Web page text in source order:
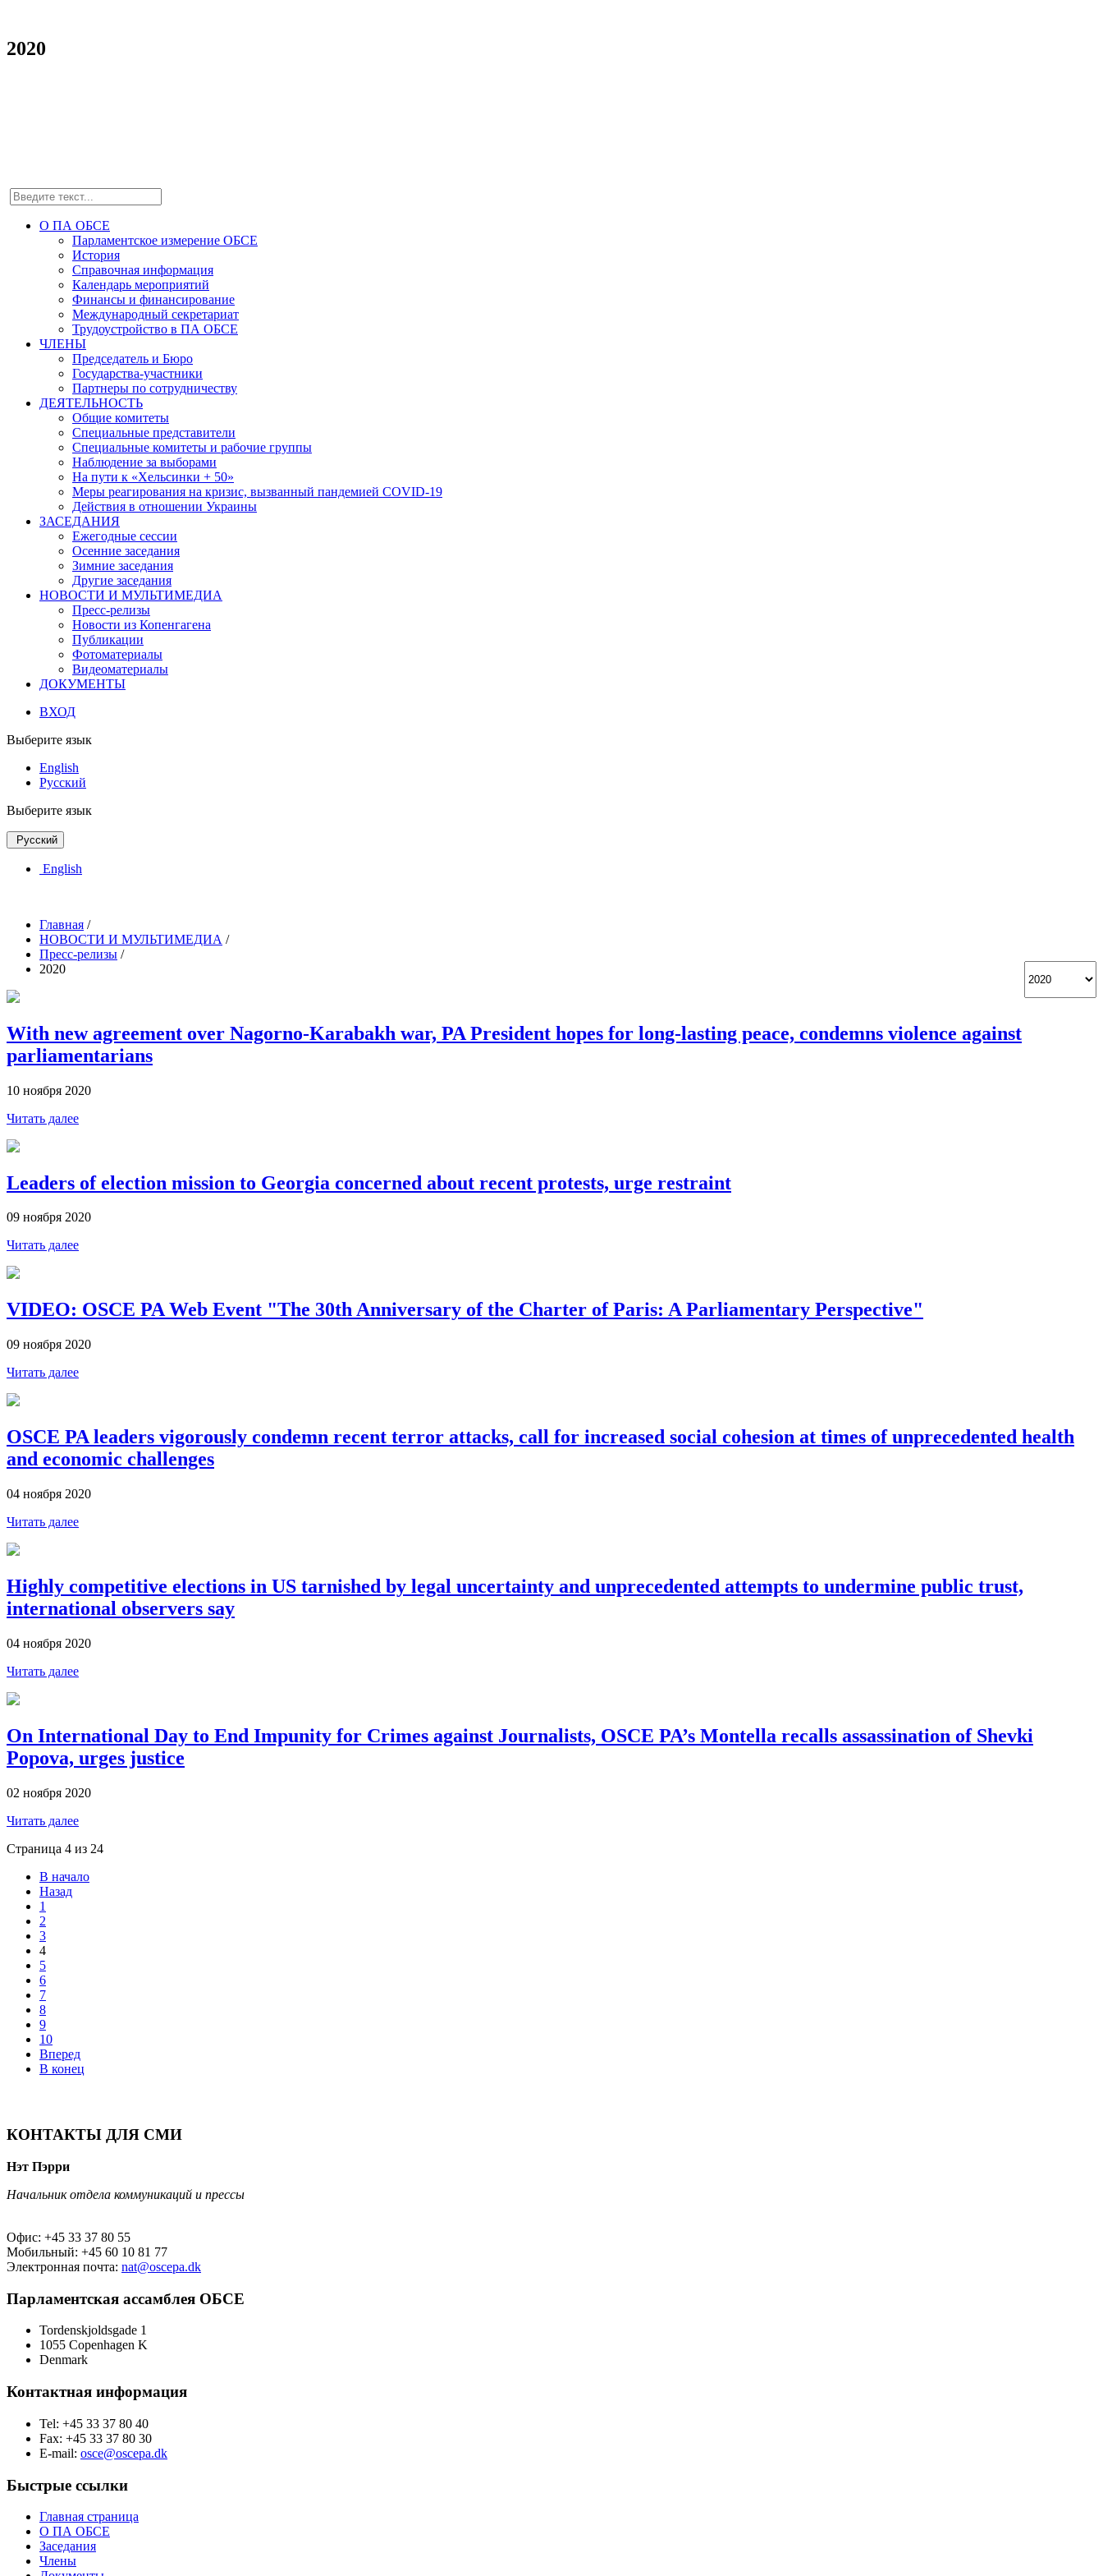
2020
О ПА ОБСЕ
Парламентское измерение ОБСЕ
История
Справочная информация
Календарь мероприятий
Финансы и финансирование
Международный секретариат
Трудоустройство в ПА ОБСЕ
ЧЛЕНЫ
Председатель и Бюро
Государства-участники
Партнеры по сотрудничеству
ДЕЯТЕЛЬНОСТЬ
Общие комитеты
Специальные представители
Специальные комитеты и рабочие группы
Наблюдение за выборами
На пути к «Хельсинки + 50»
Меры реагирования на кризис, вызванный пандемией COVID-19
Действия в отношении Украины
ЗАСЕДАНИЯ
Ежегодные сессии
Осенние заседания
Зимние заседания
Другие заседания
НОВОСТИ И МУЛЬТИМЕДИА
Пресс-релизы
Новости из Копенгагена
Публикации
Фотоматериалы
Видеоматериалы
ДОКУМЕНТЫ
ВХОД
Выберите язык
English
Русский
Выберите язык
Русский
English
Главная /
НОВОСТИ И МУЛЬТИМЕДИА /
Пресс-релизы /
2020
With new agreement over Nagorno-Karabakh war, PA President hopes for long-lasting peace, condemns violence against
parliamentarians
10 ноября 2020
Читать далее
Leaders of election mission to Georgia concerned about recent protests, urge restraint
09 ноября 2020
Читать далее
VIDEO: OSCE PA Web Event "The 30th Anniversary of the Charter of Paris: A Parliamentary Perspective"
09 ноября 2020
Читать далее
OSCE PA leaders vigorously condemn recent terror attacks, call for increased social cohesion at times of unprecedented health
and economic challenges
04 ноября 2020
Читать далее
Highly competitive elections in US tarnished by legal uncertainty and unprecedented attempts to undermine public trust,
international observers say
04 ноября 2020
Читать далее
On International Day to End Impunity for Crimes against Journalists, OSCE PA’s Montella recalls assassination of Shevki
Popova, urges justice
02 ноября 2020
Читать далее
Страница 4 из 24
В начало
Назад
1
2
3
4
5
6
7
8
9
10
Вперед
В конец
КОНТАКТЫ ДЛЯ СМИ
Нэт Пэрри
Начальник отдела коммуникаций и прессы
Офис: +45 33 37 80 55
Мобильный: +45 60 10 81 77
Электронная почта: nat@oscepa.dk
Парламентская ассамблея ОБСЕ
Tordenskjoldsgade 1
1055 Copenhagen K
Denmark
Контактная информация
Tel: +45 33 37 80 40
Fax: +45 33 37 80 30
E-mail: osce@oscepa.dk
Быстрые ссылки
Главная страница
О ПА ОБСЕ
Заседания
Члены